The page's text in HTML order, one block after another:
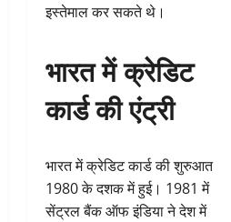
इस्तेमाल कर सकते थे।
भारत में क्रेडिट
कार्ड की एंट्री
भारत में क्रेडिट कार्ड की शुरुआत
1980 के दशक में हुई। 1981 में
सेंट्रल बैंक ऑफ इंडिया ने देश में